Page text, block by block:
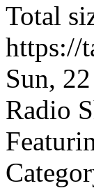
Total
https://
Sun,
Radio